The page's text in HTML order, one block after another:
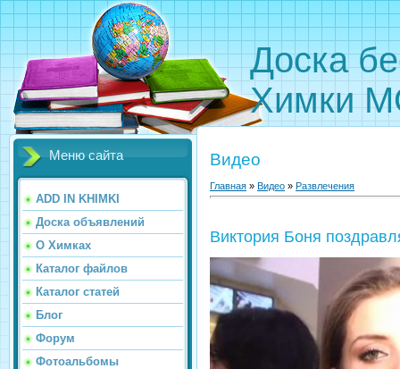
Доска
Химки
Меню сайта
ADD IN KHIMKI
Доска объявлений
О Химках
Каталог файлов
Каталог статей
Блог
Форум
Фотоальбомы
Видео
Главная » Видео » Развлечения
Виктория Боня